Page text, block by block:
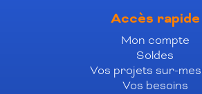
Accès rapide
Mon compte
Soldes
Vos projets sur-
Vos besoins